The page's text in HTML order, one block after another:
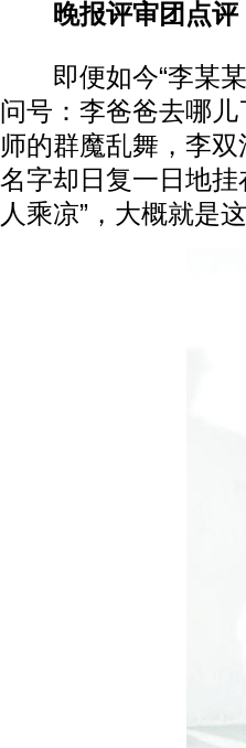
晚报评审团点评
即便如今“李某某
问号：李爸爸去哪
师的群魔乱舞，李
名字却日复一日地挂
人乘凉”，大概就是